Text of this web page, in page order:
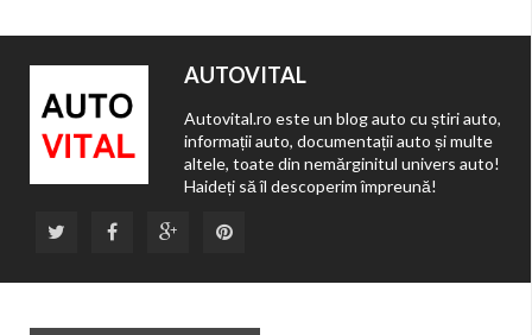
AUTOVITAL
Autovital.ro este un blog auto cu știri auto,
informații auto, documentații auto și multe
altele, toate din nemărginitul univers auto!
Haideți să îl descoperim împreună!